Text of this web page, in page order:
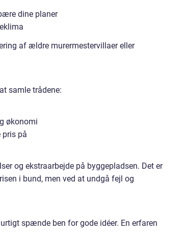
dine planer
af ældre murermestervillaer eller
samle trådene:
økonomi
pris på
og ekstraarbejde på byggepladsen. Det er
i bund, men ved at undgå fejl og
spænde ben for gode idéer. En erfaren